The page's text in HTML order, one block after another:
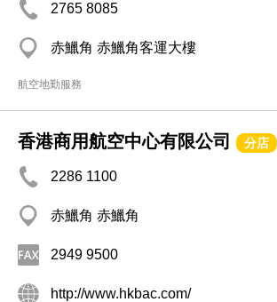
2765 8085
赤鱲角 赤鱲角客運大樓
航空地勤服務
香港商用航空中心有限公司 分店
2286 1100
赤鱲角 赤鱲角
2949 9500
http://www.hkbac.com/